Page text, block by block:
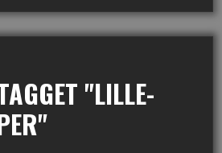
"LILLE-